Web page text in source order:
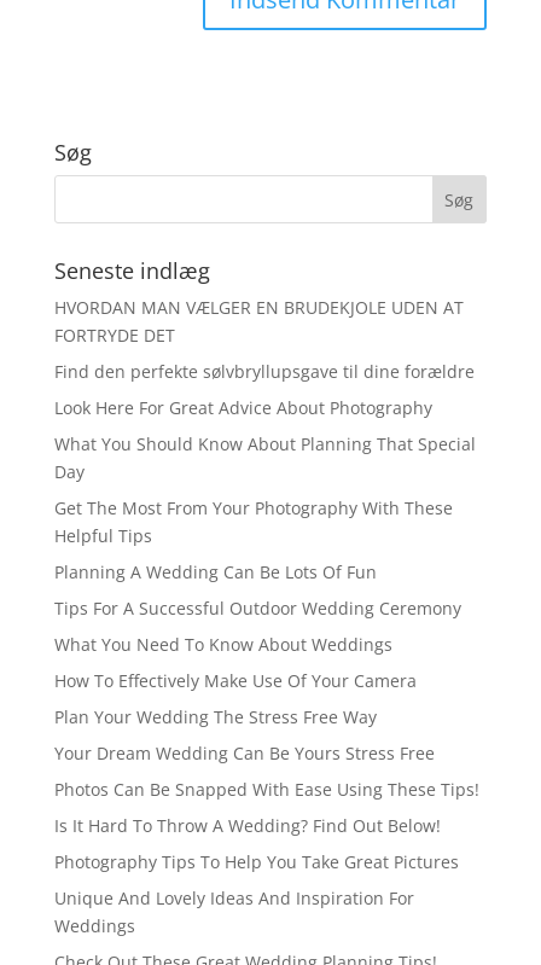
Søg
Seneste indlæg
HVORDAN MAN VÆLGER EN BRUDEKJOLE UDEN AT
FORTRYDE DET
Find den perfekte sølvbryllupsgave til dine forældre
Look Here For Great Advice About Photography
What You Should Know About Planning That Special
Day
Get The Most From Your Photography With These
Helpful Tips
Planning A Wedding Can Be Lots Of Fun
Tips For A Successful Outdoor Wedding Ceremony
What You Need To Know About Weddings
How To Effectively Make Use Of Your Camera
Plan Your Wedding The Stress Free Way
Your Dream Wedding Can Be Yours Stress Free
Photos Can Be Snapped With Ease Using These Tips!
Is It Hard To Throw A Wedding? Find Out Below!
Photography Tips To Help You Take Great Pictures
Unique And Lovely Ideas And Inspiration For
Weddings